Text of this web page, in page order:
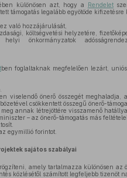
különösen azt, hogy a Rendelet
támogatás legalább egyötöde kifizetésre
való hozzájárulását,
költségvetési helyzetére,
önkormányzatok
ben foglaltaknak megfelelően lezárt,
viselendő önerő összegét meghaladja,
csökkentett összegű önerő-
annak létrejöttére visszamenő
– az önerő-támogatás más
egymillió forintot.
sajátos szabályai
amely tartalmazza különösen az
közlésétől számított legfeljebb tizenöt